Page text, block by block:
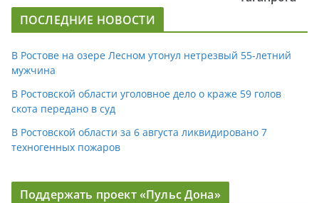
ПОСЛЕДНИЕ НОВОСТИ
В Ростове на озере Лесном утонул нетрезвый 55-летний
мужчина
В Ростовской области уголовное дело о краже 59 голов
скота передано в суд
В Ростовской области за 6 августа ликвидировано 7
техногенных пожаров
Поддержать проект «Пульс Дона»